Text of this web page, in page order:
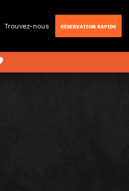
Trouvez-nous RÉSERVATION RAPIDE